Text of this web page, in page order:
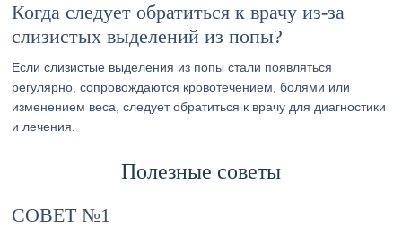
Когда следует обратиться к врачу из-за
слизистых выделений из попы?
Если слизистые выделения из попы стали появляться
регулярно, сопровождаются кровотечением, болями или
изменением веса, следует обратиться к врачу для диагностики
и лечения.
Полезные советы
СОВЕТ №1